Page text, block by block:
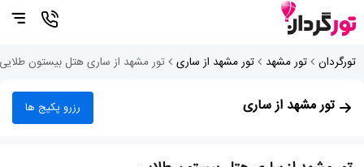
تورگردان تور مشهد تور مشهد از ساری تور مشهد از ساری هتل بیستون طلایی
تور مشهد از ساری رزرو پکیج ها